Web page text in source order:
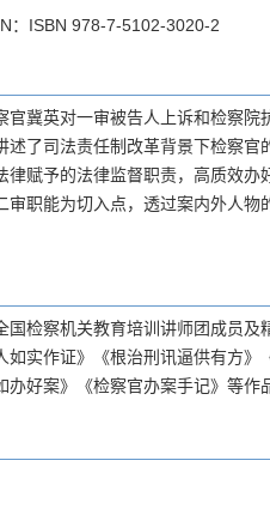
：ISBN 978-7-5102-3020-2
官冀英对一审被告人上诉和检察院
了司法责任制改革背景下检察官
赋予的法律监督职责，高质效办
职能为切入点，透过案内外人物
检察机关教育培训讲师团成员及
实作证》《根治刑讯逼供有方》
好案》《检察官办案手记》等作